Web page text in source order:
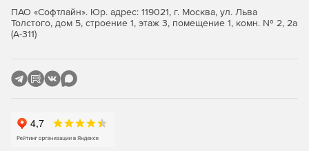
электронной почты на наличие вредоносного
содержимого.
Сертифицированная защита Citrix с управлением
Защита Linux, обеспечивающая основные
возможности безопасности для клиентов Linux.
ПАО «Софтлайн». Юр. адрес: 119021, г. Москва, ул. Льва
Толстого, дом 5, строение 1, этаж 3, помещение 1, комн. № 2, 2а
(А-311)